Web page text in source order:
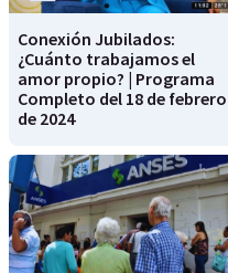
Conexión Jubilados:
¿Cuánto trabajamos el
amor propio? | Programa
Completo del 18 de febrero
de 2024